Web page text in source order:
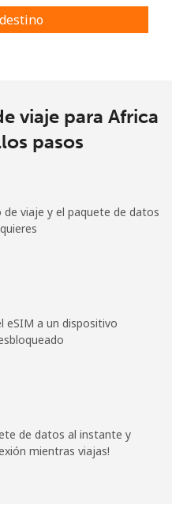
viaje para Africa
pasos
de viaje y el paquete de datos
eSIM a un dispositivo
de datos al instante y
mientras viajas!